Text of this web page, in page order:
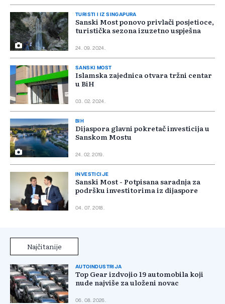
TURISTI I IZ SINGAPURA
Sanski Most ponovo privlači posjetioce,
turistička sezona izuzetno uspješna
24. 09. 2024.
SANSKI MOST
Islamska zajednica otvara tržni centar
u BiH
03. 02. 2024.
BIH
Dijaspora glavni pokretač investicija u
Sanskom Mostu
24. 02. 2019.
INVESTICIJE
Sanski Most - Potpisana saradnja za
podršku investitorima iz dijaspore
04. 07. 2018.
Najčitanije
AUTOINDUSTRIJA
Top Gear izdvojio 19 automobila koji
nude najviše za uloženi novac
06. 08. 2026.